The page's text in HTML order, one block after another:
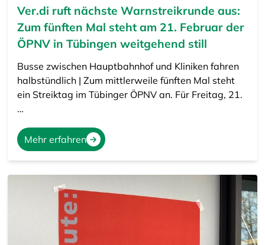
Ver.di ruft nächste Warnstreikrunde aus:
Zum fünften Mal steht am 21. Februar der
ÖPNV in Tübingen weitgehend still
Busse zwischen Hauptbahnhof und Kliniken fahren
halbstündlich | Zum mittlerweile fünften Mal steht
ein Streiktag im Tübinger ÖPNV an. Für Freitag, 21.
…
Mehr erfahren